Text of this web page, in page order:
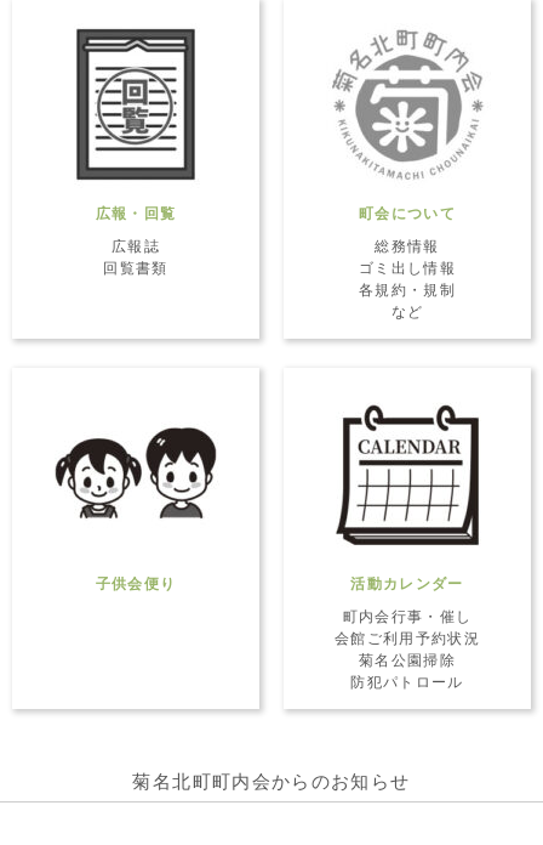
広報・回覧
広報誌
回覧書類
町会について
総務情報
ゴミ出し情報
各規約・規制
など
子供会便り 活動カレンダー
町内会行事・催し
会館ご利用予約状況
菊名公園掃除
防犯パトロール
菊名北町町内会からのお知らせ